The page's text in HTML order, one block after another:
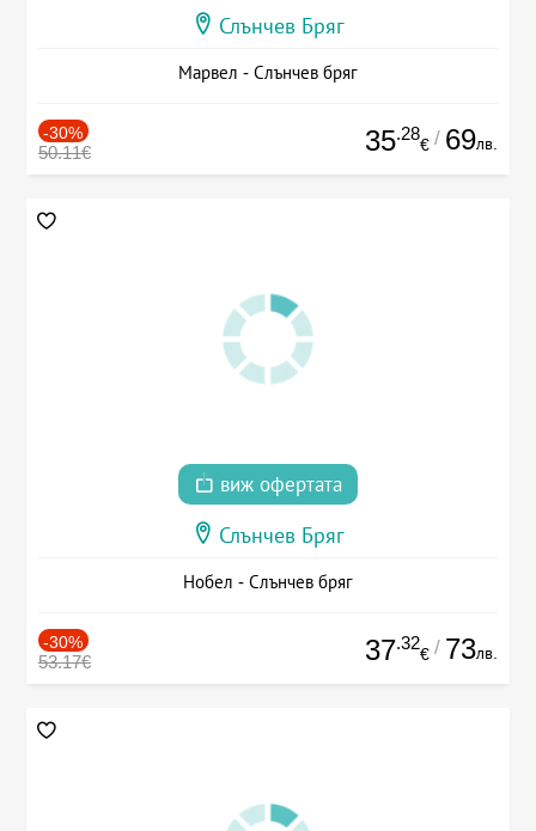
Слънчев Бряг
Марвел - Слънчев бряг
-30%
50.11€ 35.28
€ / 69лв.
виж офертата
Слънчев Бряг
Нобел - Слънчев бряг
-30%
53.17€ 37.32
€ / 73лв.